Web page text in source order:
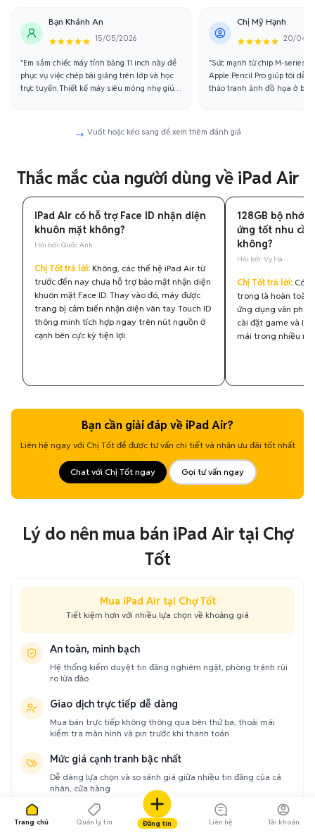
Trang chủ Quản lý tin Đăng tin Liên hệ Tài khoản
Bạn Khánh An
15/05/2026
"Em sắm chiếc máy tính bảng 11 inch này để
phục vụ việc chép bài giảng trên lớp và học
trực tuyến. Thiết kế máy siêu mỏng nhẹ giúp
Chị Mỹ Hạnh
20/04/
"Sức mạnh từ chip M-series
Apple Pencil Pro giúp tôi dễ
thảo tranh ảnh đồ họa ở bất
Vuốt hoặc kéo sang để xem thêm đánh giá
Thắc mắc của người dùng về iPad Air
iPad Air có hỗ trợ Face ID nhận diện
khuôn mặt không?
Hỏi bởi: Quốc Anh
Chị Tốt trả lời: Không, các thế hệ iPad Air từ
trước đến nay chưa hỗ trợ bảo mật nhận diện
khuôn mặt Face ID. Thay vào đó, máy được
trang bị cảm biến nhận diện vân tay Touch ID
thông minh tích hợp ngay trên nút nguồn ở
cạnh bên cực kỳ tiện lợi.
128GB bộ nhớ
ứng tốt nhu
không?
Hỏi bởi: Vy Hà
Chị Tốt trả lời: Có,
trong là hoàn toàn
ứng dụng văn
cài đặt game và
mái trong nhiều
Bạn cần giải đáp về iPad Air?
Liên hệ ngay với Chị Tốt để được tư vấn chi tiết và nhận ưu đãi tốt nhất
Chat với Chị Tốt ngay Gọi tư vấn ngay
Lý do nên mua bán iPad Air tại Chợ
Tốt
Mua iPad Air tại Chợ Tốt
Tiết kiệm hơn với nhiều lựa chọn về khoảng giá
An toàn, minh bạch
Hệ thống kiểm duyệt tin đăng nghiêm ngặt, phòng tránh rủi
ro lừa đảo
Giao dịch trực tiếp dễ dàng
Mua bán trực tiếp không thông qua bên thứ ba, thoải mái
kiểm tra màn hình và pin trước khi thanh toán
Mức giá cạnh tranh bậc nhất
Dễ dàng lựa chọn và so sánh giá giữa nhiều tin đăng của cá
nhân, cửa hàng
Mua iPad Air giá rẻ